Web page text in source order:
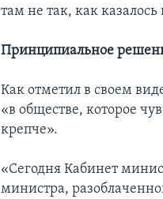
там не так, как казалось
Принципиальное
Как отметил в своем
«в обществе, которое
крепче».
«Сегодня Кабинет
министра,